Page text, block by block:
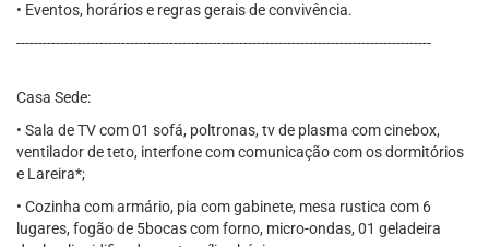
• Eventos, horários e regras gerais de convivência.
-----------------------------------------------------------------------------------------------
Casa Sede:
• Sala de TV com 01 sofá, poltronas, tv de plasma com cinebox,
ventilador de teto, interfone com comunicação com os dormitórios
e Lareira*;
• Cozinha com armário, pia com gabinete, mesa rustica com 6
lugares, fogão de 5bocas com forno, micro-ondas, 01 geladeira